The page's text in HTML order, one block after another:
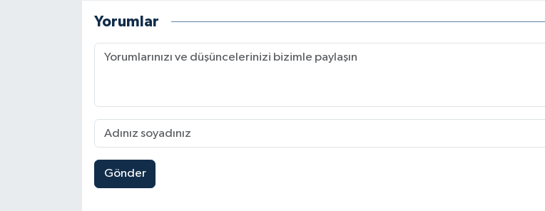
Yorumlar
Gönder